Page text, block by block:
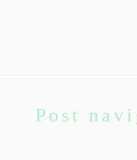
Post